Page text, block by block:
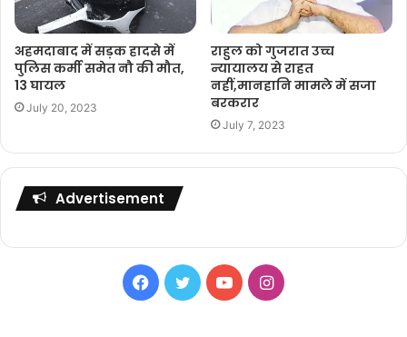
अहमदाबाद में सड़क हादसे में
पुलिस कर्मी समेत नौ की मौत,
13 घायल
July 20, 2023
राहुल को गुजरात उच्च
न्यायालय से राहत
नहीं,मानहानि मामले में सजा
बरकरार
July 7, 2023
Advertisement
Facebook
TwitterYouTubeInstagram